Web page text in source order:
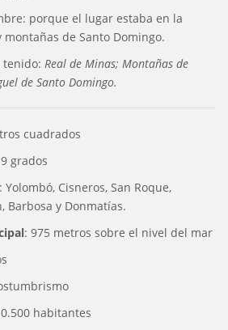
porque el lugar estaba en la
de Santo Domingo.
tenido: Real de Minas; Montañas de
de Santo Domingo.
cuadrados
grados
: Yolombó, Cisneros, San Roque,
Barbosa y Donmatías.
: 975 metros sobre el nivel del mar
habitantes